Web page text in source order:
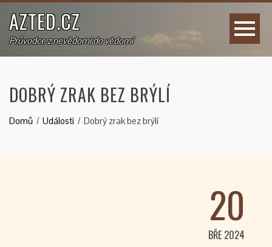
AZTED.CZ
Průvodce z nevědomí do vědomí
DOBRÝ ZRAK BEZ BRÝLÍ
Domů Události Dobrý zrak bez brýlí
20
BŘE 2024